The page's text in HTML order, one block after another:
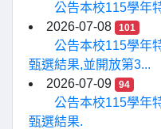
公告本校115學年
2026-07-08
101
公告本校115學年
甄選結果,並開放第3...
2026-07-09
94
公告本校115學年
甄選結果.